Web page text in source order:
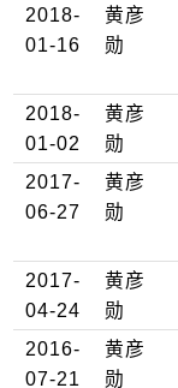
2018-
01-16
黄彦
勋
2018-
01-02
黄彦
勋
2017-
06-27
黄彦
勋
2017-
04-24
黄彦
勋
2016-
07-21
黄彦
勋